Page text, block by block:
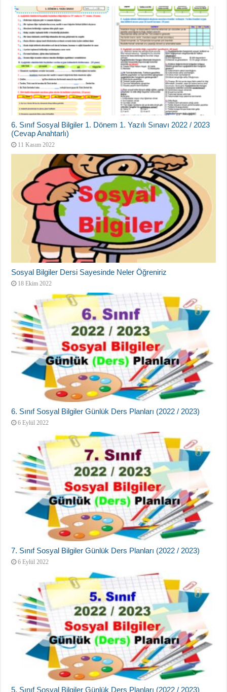
6. Sınıf Sosyal Bilgiler 1. Dönem 1. Yazılı Sınavı 2022 / 2023
(Cevap Anahtarlı)
11 Kasım 2022
Sosyal Bilgiler Dersi Sayesinde Neler Öğreniriz
18 Ekim 2022
6. Sınıf Sosyal Bilgiler Günlük Ders Planları (2022 / 2023)
6 Eylül 2022
7. Sınıf Sosyal Bilgiler Günlük Ders Planları (2022 / 2023)
6 Eylül 2022
5. Sınıf Sosyal Bilgiler Günlük Ders Planları (2022 / 2023)